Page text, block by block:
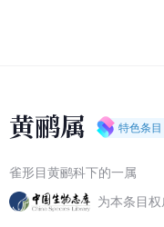
黄鹂属 特色条目
雀形目黄鹂科下的一属
为本条目